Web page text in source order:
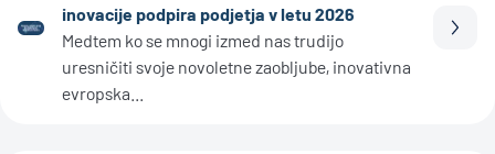
inovacije podpira podjetja v letu 2026
Medtem ko se mnogi izmed nas trudijo
uresničiti svoje novoletne zaobljube, inovativna
evropska...